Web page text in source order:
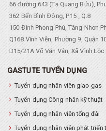
66 đường 643 (Tạ Quang Bửu),
362 Bến Bình Đông, P.15 , Q.8
150 Đình Phong Phú, Tăng Nhơn
Q168 Vĩnh Viễn, Phường 9, Quận
D15/21A Võ Văn Vân, Xã Vĩnh Lộc
GASTUTE TUYỂN DỤNG
Tuyển dụng nhân viên giao gas
Tuyển dụng Công nhân kỹ thuật
Tuyển dụng nhân viên tổng đài
Tuyển dụng nhân viên phát triển